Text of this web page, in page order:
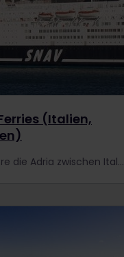
(Italien,
Überquere die Adria zwischen Italien und Kroatien. Inhaber eines Interrail Passes erhalten eine Ermäßigung von 20 % auf alle Fährverbindungen, die von SNAV betrieben werden!